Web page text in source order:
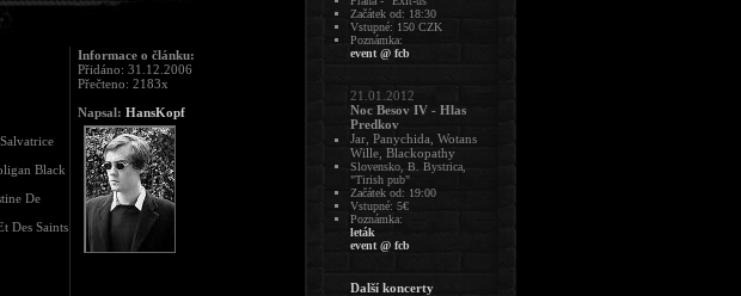
Black
De
Des Saints
Informace o článku:
Přidáno: 31.12.2006
Přečteno: 2183x
Napsal: HansKopf
Začátek od: 18:30
Vstupné: 150 CZK
Poznámka:
event @ fcb
21.01.2012
Noc Besov IV - Hlas
Predkov
Jar, Panychida, Wotans
Wille, Blackopathy
Slovensko, B. Bystrica,
"Tirish pub"
Začátek od: 19:00
Vstupné: 5€
Poznámka:
leták
event @ fcb
Další koncerty